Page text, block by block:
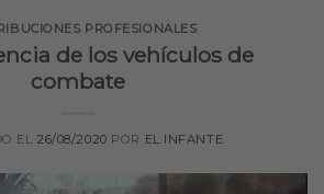
PROFESIONALES
de los vehículos de
combate
EL 26/08/2020 POR EL INFANTE